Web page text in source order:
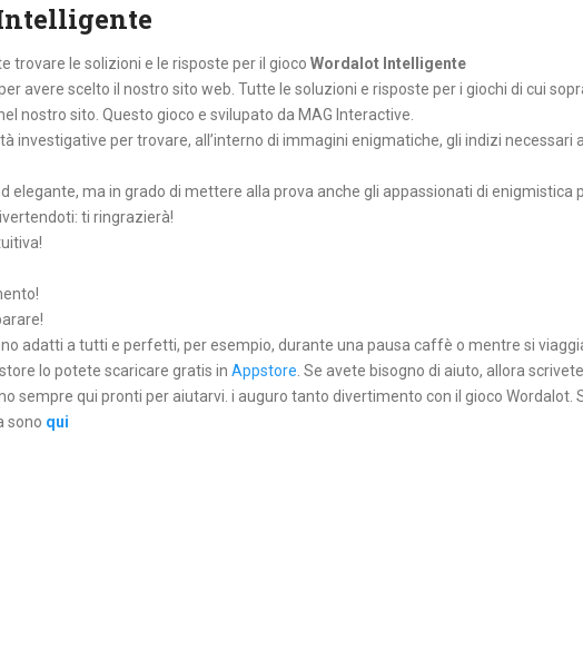
trovare le solizioni e le risposte per il gioco Wordalot Intelligente
per avere scelto il nostro sito web. Tutte le soluzioni e risposte per i giochi di cui
nostro sito. Questo gioco e svilupato da MAG Interactive.
investigative per trovare, all’interno di immagini enigmatiche, gli indizi necessari
elegante, ma in grado di mettere alla prova anche gli appassionati di enigmistica
ti ringrazierà!
adatti a tutti e perfetti, per esempio, durante una pausa caffè o mentre si
lo potete scaricare gratis in Appstore . Se avete bisogno di aiuto, allora
sempre qui pronti per aiutarvi. i auguro tanto divertimento con il gioco Wordalot.
sono qui